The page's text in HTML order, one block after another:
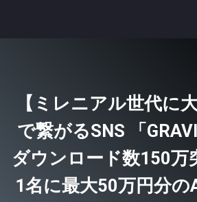
【ミレニアル世代に
で繋がるSNS 「
ダウンロード数150万
1名に最大50万円分の